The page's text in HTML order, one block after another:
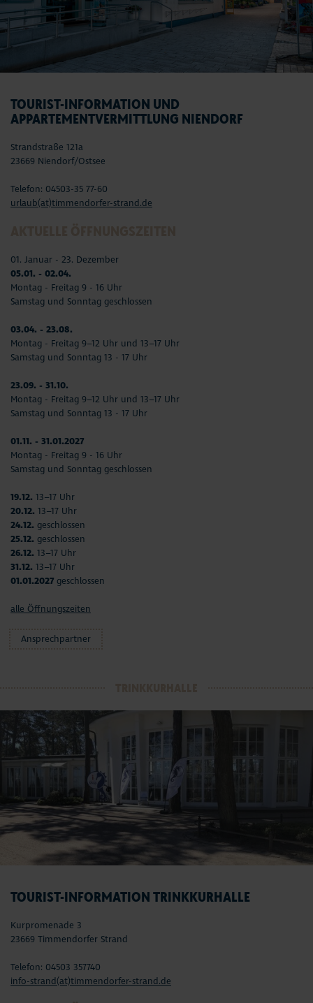
TOURIST-INFORMATION UND
APPARTEMENTVERMITTLUNG NIENDORF
Strandstraße 121a
23669 Niendorf/Ostsee
Telefon: 04503-35 77-60
urlaub(at)timmendorfer-strand.de
01. Januar - 23. Dezember
05.01. - 02.04.
Montag - Freitag 9 - 16 Uhr
Samstag und Sonntag geschlossen
03.04. - 23.08.
Montag - Freitag 9–12 Uhr und 13–17 Uhr
Samstag und Sonntag 13 - 17 Uhr
23.09. - 31.10.
Montag - Freitag 9–12 Uhr und 13–17 Uhr
Samstag und Sonntag 13 - 17 Uhr
01.11. - 31.01.2027
Montag - Freitag 9 - 16 Uhr
Samstag und Sonntag geschlossen
19.12. 13–17 Uhr
20.12. 13–17 Uhr
24.12. geschlossen
25.12. geschlossen
26.12. 13–17 Uhr
31.12. 13–17 Uhr
01.01.2027 geschlossen
alle Öffnungszeiten
Ansprechpartner
TOURIST-INFORMATION TRINKKURHALLE
Kurpromenade 3
23669 Timmendorfer Strand
Telefon: 04503 357740
info-strand(at)timmendorfer-strand.de